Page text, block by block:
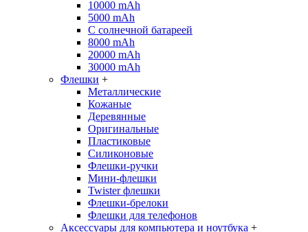
10000 mAh
5000 mAh
С солнечной батареей
8000 mAh
20000 mAh
30000 mAh
Флешки +
Металлические
Кожаные
Деревянные
Оригинальные
Пластиковые
Силиконовые
Флешки-ручки
Мини-флешки
Twister флешки
Флешки-брелоки
Флешки для телефонов
Аксессуары для компьютера и ноутбука +